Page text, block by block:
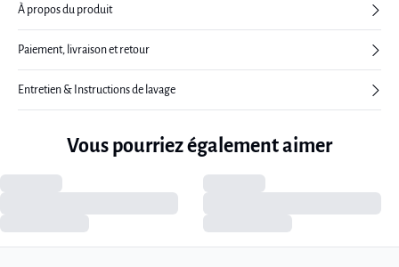
À propos du produit
Paiement, livraison et retour
Entretien & Instructions de lavage
Vous pourriez également aimer